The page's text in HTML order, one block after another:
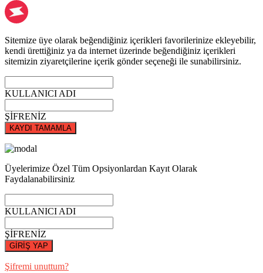
Sitemize üye olarak beğendiğiniz içerikleri favorilerinize ekleyebilir,
kendi ürettiğiniz ya da internet üzerinde beğendiğiniz içerikleri
sitemizin ziyaretçilerine içerik gönder seçeneği ile sunabilirsiniz.
KULLANICI ADI
ŞİFRENİZ
KAYDI TAMAMLA
Üyelerimize Özel Tüm Opsiyonlardan Kayıt Olarak
Faydalanabilirsiniz
KULLANICI ADI
ŞİFRENİZ
GİRİŞ YAP
Şifremi unuttum?